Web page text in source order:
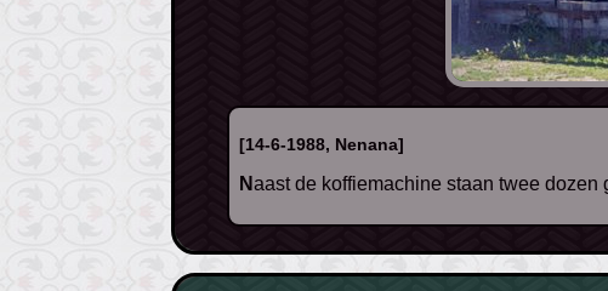
[14-6-1988, Nenana]
Naast de koffiemachine staan twee